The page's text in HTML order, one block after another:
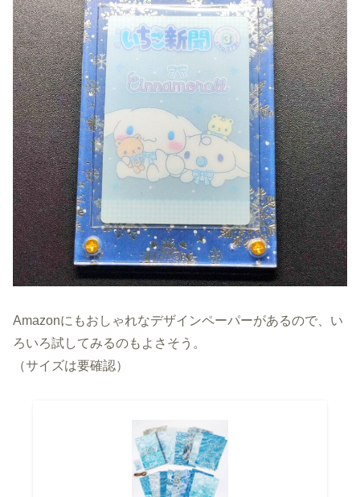
Amazonにもおしゃれなデザインペーパーがあるので、い
ろいろ試してみるのもよさそう。
（サイズは要確認）